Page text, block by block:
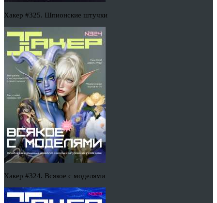
Хакер #325. Шпионские штучки
Хакер #324. Всякое с моделями